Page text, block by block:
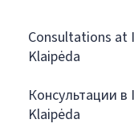
Consultations at
Klaipėda
Консультации
Klaipėda